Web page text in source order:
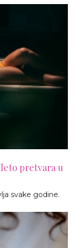
leto pretvara u
svake godine.